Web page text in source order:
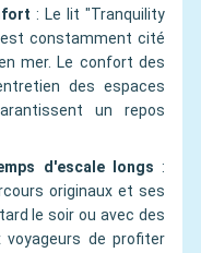
: Le lit "Tranquility
est constamment cité
mer. Le confort des
des espaces
un repos
d'escale longs :
originaux et ses
le soir ou avec des
de profiter